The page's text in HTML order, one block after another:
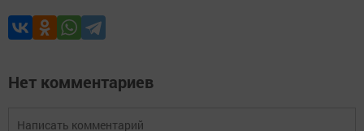
Нет комментариев